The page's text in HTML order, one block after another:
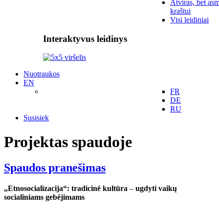
Atviras, bet
kraštui
Visi leidiniai
Interaktyvus leidinys
Nuotraukos
EN
FR
DE
RU
Susisiek
Projektas spaudoje
Spaudos pranešimas
„Etnosocializacija“: tradicinė kultūra – ugdyti vaikų
socialiniams gebėjimams